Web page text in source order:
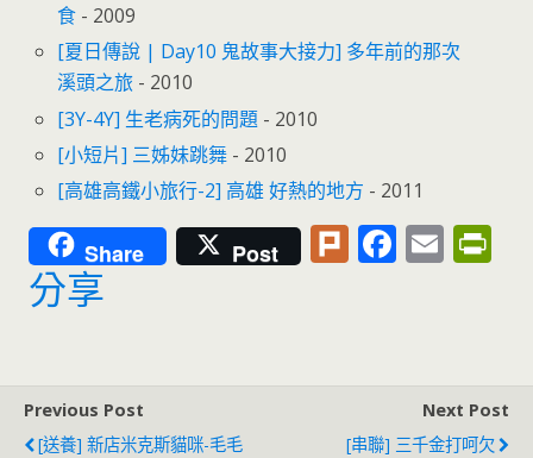
食 - 2009
[夏日傳說 | Day10 鬼故事大接力] 多年前的那次
溪頭之旅 - 2010
[3Y-4Y] 生老病死的問題 - 2010
[小短片] 三姊妹跳舞 - 2010
[高雄高鐵小旅行-2] 高雄 好熱的地方 - 2011
Share Post Pl F
o
E
e
n
分享
Previous Post
[送養] 新店米克斯貓咪-毛毛
Next Post
[串聯] 三千金打呵欠